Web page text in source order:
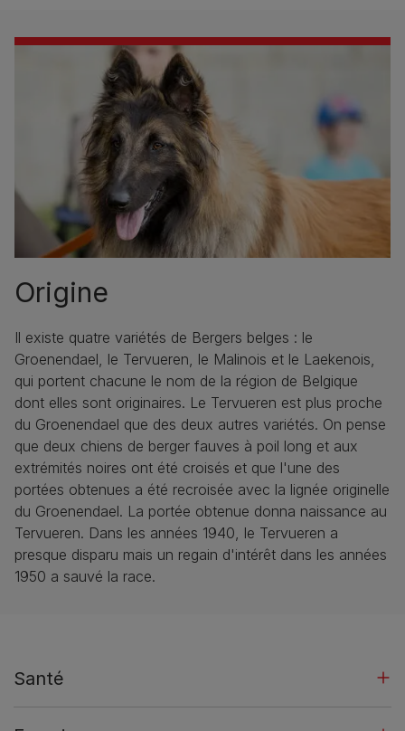
Origine
Il existe quatre variétés de Bergers belges : le
Groenendael, le Tervueren, le Malinois et le Laekenois,
qui portent chacune le nom de la région de Belgique
dont elles sont originaires. Le Tervueren est plus proche
du Groenendael que des deux autres variétés. On pense
que deux chiens de berger fauves à poil long et aux
extrémités noires ont été croisés et que l'une des
portées obtenues a été recroisée avec la lignée originelle
du Groenendael. La portée obtenue donna naissance au
Tervueren. Dans les années 1940, le Tervueren a
presque disparu mais un regain d'intérêt dans les années
1950 a sauvé la race.
Santé